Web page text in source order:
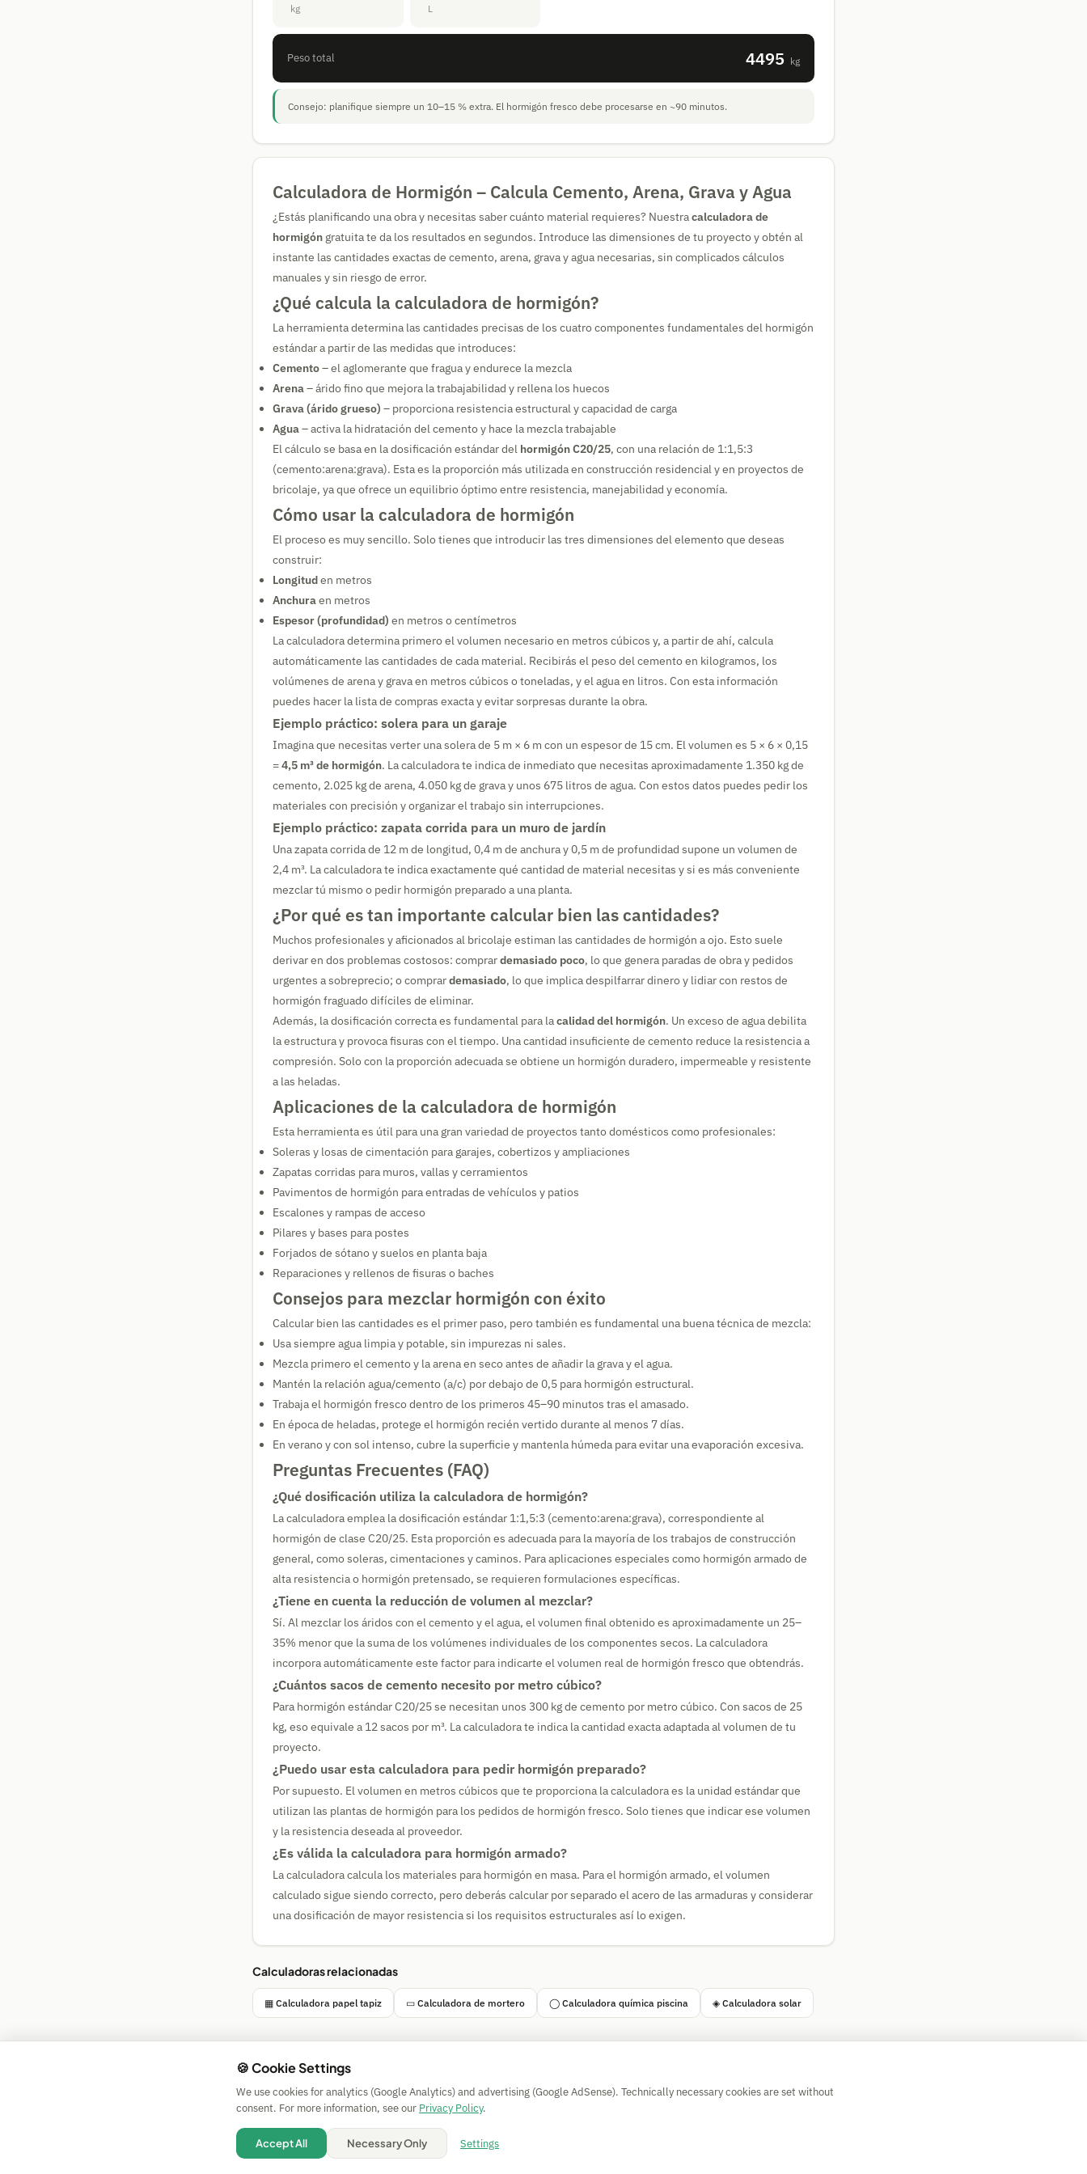
kg L
Peso total 4495 kg
Consejo: planifique siempre un 10–15 % extra. El hormigón fresco debe procesarse en ~90 minutos.
Calculadora de Hormigón – Calcula Cemento, Arena, Grava y Agua
¿Estás planificando una obra y necesitas saber cuánto material requieres? Nuestracalculadora de
hormigón gratuita te da los resultados en segundos. Introduce las dimensiones de tu proyecto y obtén al
instante las cantidades exactas de cemento, arena, grava y agua necesarias, sin complicados cálculos
manuales y sin riesgo de error.
¿Qué calcula la calculadora de hormigón?
La herramienta determina las cantidades precisas de los cuatro componentes fundamentales del hormigón
estándar a partir de las medidas que introduces:
Cemento– el aglomerante que fragua y endurece la mezcla
Arena– árido fino que mejora la trabajabilidad y rellena los huecos
Grava (árido grueso) – proporciona resistencia estructural y capacidad de carga
Agua– activa la hidratación del cemento y hace la mezcla trabajable
El cálculo se basa en la dosificación estándar del hormigón C20/25, con una relación de 1:1,5:3
(cemento:arena:grava). Esta es la proporción más utilizada en construcción residencial y en proyectos de
bricolaje, ya que ofrece un equilibrio óptimo entre resistencia, manejabilidad y economía.
Cómo usar la calculadora de hormigón
El proceso es muy sencillo. Solo tienes que introducir las tres dimensiones del elemento que deseas
construir:
Longituden metros
Anchuraen metros
Espesor (profundidad) en metros o centímetros
La calculadora determina primero el volumen necesario en metros cúbicos y, a partir de ahí, calcula
automáticamente las cantidades de cada material. Recibirás el peso del cemento en kilogramos, los
volúmenes de arena y grava en metros cúbicos o toneladas, y el agua en litros. Con esta información
puedes hacer la lista de compras exacta y evitar sorpresas durante la obra.
Ejemplo práctico: solera para un garaje
Imagina que necesitas verter una solera de 5 m × 6 m con un espesor de 15 cm. El volumen es 5 × 6 × 0,15
=4,5 m³ de hormigón. La calculadora te indica de inmediato que necesitas aproximadamente 1.350 kg de
cemento, 2.025 kg de arena, 4.050 kg de grava y unos 675 litros de agua. Con estos datos puedes pedir los
materiales con precisión y organizar el trabajo sin interrupciones.
Ejemplo práctico: zapata corrida para un muro de jardín
Una zapata corrida de 12 m de longitud, 0,4 m de anchura y 0,5 m de profundidad supone un volumen de
2,4 m³. La calculadora te indica exactamente qué cantidad de material necesitas y si es más conveniente
mezclar tú mismo o pedir hormigón preparado a una planta.
¿Por qué es tan importante calcular bien las cantidades?
Muchos profesionales y aficionados al bricolaje estiman las cantidades de hormigón a ojo. Esto suele
derivar en dos problemas costosos: comprardemasiado poco, lo que genera paradas de obra y pedidos
urgentes a sobreprecio; o comprardemasiado, lo que implica despilfarrar dinero y lidiar con restos de
hormigón fraguado difíciles de eliminar.
Además, la dosificación correcta es fundamental para lacalidad del hormigón. Un exceso de agua debilita
la estructura y provoca fisuras con el tiempo. Una cantidad insuficiente de cemento reduce la resistencia a
compresión. Solo con la proporción adecuada se obtiene un hormigón duradero, impermeable y resistente
a las heladas.
Aplicaciones de la calculadora de hormigón
Esta herramienta es útil para una gran variedad de proyectos tanto domésticos como profesionales:
Soleras y losas de cimentación para garajes, cobertizos y ampliaciones
Zapatas corridas para muros, vallas y cerramientos
Pavimentos de hormigón para entradas de vehículos y patios
Escalones y rampas de acceso
Pilares y bases para postes
Forjados de sótano y suelos en planta baja
Reparaciones y rellenos de fisuras o baches
Consejos para mezclar hormigón con éxito
Calcular bien las cantidades es el primer paso, pero también es fundamental una buena técnica de mezcla:
Usa siempre agua limpia y potable, sin impurezas ni sales.
Mezcla primero el cemento y la arena en seco antes de añadir la grava y el agua.
Mantén la relación agua/cemento (a/c) por debajo de 0,5 para hormigón estructural.
Trabaja el hormigón fresco dentro de los primeros 45–90 minutos tras el amasado.
En época de heladas, protege el hormigón recién vertido durante al menos 7 días.
En verano y con sol intenso, cubre la superficie y mantenla húmeda para evitar una evaporación excesiva.
Preguntas Frecuentes (FAQ)
¿Qué dosificación utiliza la calculadora de hormigón?
La calculadora emplea la dosificación estándar 1:1,5:3 (cemento:arena:grava), correspondiente al
hormigón de clase C20/25. Esta proporción es adecuada para la mayoría de los trabajos de construcción
general, como soleras, cimentaciones y caminos. Para aplicaciones especiales como hormigón armado de
alta resistencia o hormigón pretensado, se requieren formulaciones específicas.
¿Tiene en cuenta la reducción de volumen al mezclar?
Sí. Al mezclar los áridos con el cemento y el agua, el volumen final obtenido es aproximadamente un 25–
35% menor que la suma de los volúmenes individuales de los componentes secos. La calculadora
incorpora automáticamente este factor para indicarte el volumen real de hormigón fresco que obtendrás.
¿Cuántos sacos de cemento necesito por metro cúbico?
Para hormigón estándar C20/25 se necesitan unos 300 kg de cemento por metro cúbico. Con sacos de 25
kg, eso equivale a 12 sacos por m³. La calculadora te indica la cantidad exacta adaptada al volumen de tu
proyecto.
¿Puedo usar esta calculadora para pedir hormigón preparado?
Por supuesto. El volumen en metros cúbicos que te proporciona la calculadora es la unidad estándar que
utilizan las plantas de hormigón para los pedidos de hormigón fresco. Solo tienes que indicar ese volumen
y la resistencia deseada al proveedor.
¿Es válida la calculadora para hormigón armado?
La calculadora calcula los materiales para hormigón en masa. Para el hormigón armado, el volumen
calculado sigue siendo correcto, pero deberás calcular por separado el acero de las armaduras y considerar
una dosificación de mayor resistencia si los requisitos estructurales así lo exigen.
Calculadoras relacionadas
▦ Calculadora papel tapiz ▭ Calculadora de mortero ◯ Calculadora química piscina ◈ Calculadora solar
Impressum
| Privacy | Terms |
🍪 Cookies
🍪 Cookie Settings
We use cookies for analytics (Google Analytics) and advertising (Google AdSense). Technically necessary cookies are set without
consent. For more information, see our Privacy Policy.
Accept All Necessary Only Settings